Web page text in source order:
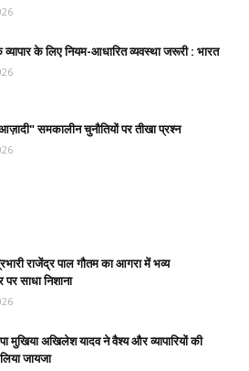
व्यापार के लिए नियम-आधारित व्यवस्था जरूरी : भारत
समकालीन चुनौतियों पर तीखा प्रश्न
राजेंद्र पाल गौतम का आगरा में भव्य
साधा निशाना
मुखिया अखिलेश यादव ने वैश्य और व्यापारियों की
जायजा